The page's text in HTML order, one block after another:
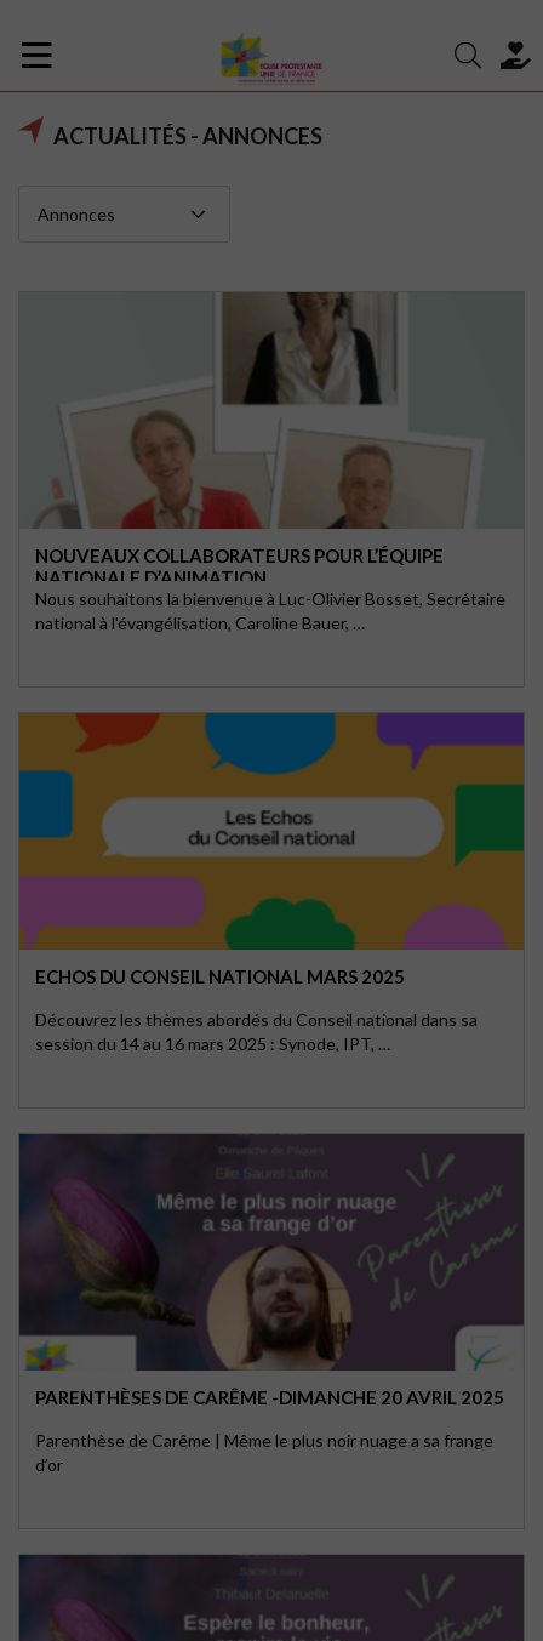
ACTUALITÉS - ANNONCES
NOUVEAUX COLLABORATEURS POUR L’ÉQUIPE
NATIONALE D’ANIMATION
Nous souhaitons la bienvenue à Luc-Olivier Bosset, Secrétaire
national à l'évangélisation, Caroline Bauer, …
ECHOS DU CONSEIL NATIONAL MARS 2025
Découvrez les thèmes abordés du Conseil national dans sa
session du 14 au 16 mars 2025 : Synode, IPT, …
PARENTHÈSES DE CARÊME -DIMANCHE 20 AVRIL 2025
Parenthèse de Carême | Même le plus noir nuage a sa frange
d’or